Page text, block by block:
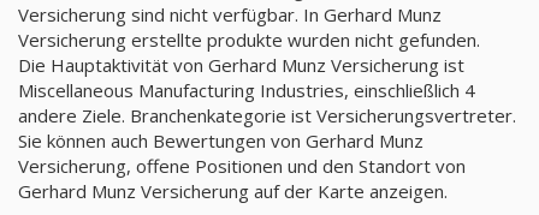
Versicherung sind nicht verfügbar. In Gerhard Munz
Versicherung erstellte produkte wurden nicht gefunden.
Die Hauptaktivität von Gerhard Munz Versicherung ist
Miscellaneous Manufacturing Industries, einschließlich 4
andere Ziele. Branchenkategorie ist Versicherungsvertreter.
Sie können auch Bewertungen von Gerhard Munz
Versicherung, offene Positionen und den Standort von
Gerhard Munz Versicherung auf der Karte anzeigen.